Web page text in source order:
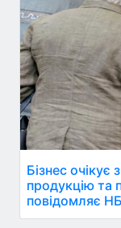
Бізнес очікує
продукцію та
повідомляє